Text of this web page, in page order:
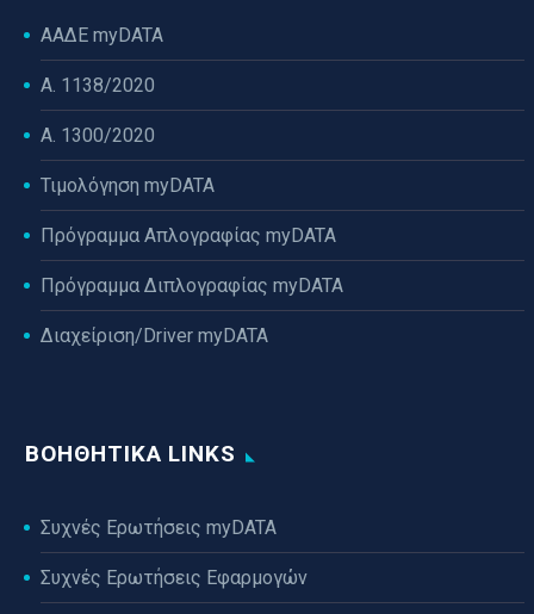
ΑΑΔΕ myDATA
Α. 1138/2020
Α. 1300/2020
Τιμολόγηση myDATA
Πρόγραμμα Απλογραφίας myDATA
Πρόγραμμα Διπλογραφίας myDATA
Διαχείριση/Driver myDATA
ΒΟΗΘΗΤΙΚΆ LINKS
Συχνές Ερωτήσεις myDATA
Συχνές Ερωτήσεις Εφαρμογών